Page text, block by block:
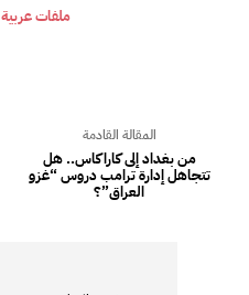
ملفات عربية
المقالة القادمة
من بغداد إلى كاراكاس.. هل
تتجاهل إدارة ترامب دروس “غزو
العراق”؟